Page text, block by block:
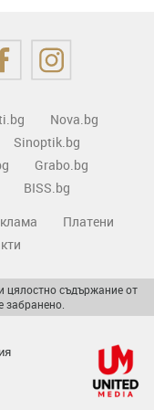
Nova.bg
Sinoptik.bg
Grabo.bg
BISS.bg
Платени
цялостно съдържание от
забранено.